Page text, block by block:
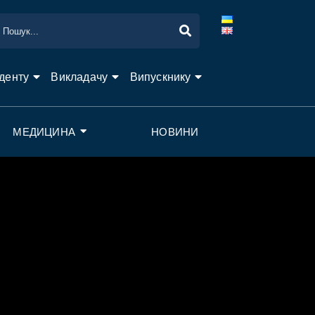
Викладачу Випускнику
МЕДИЦИНА НОВИНИ